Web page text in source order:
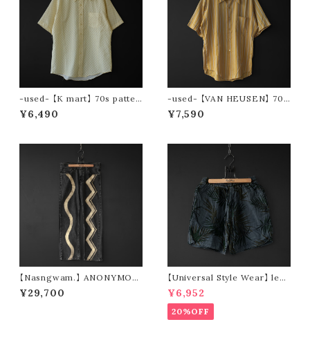
-used- 【K mart】 70s patter
n s/s shirt
¥6,490
-used- 【VAN HEUSEN】 70s
stripe s/s shirt
¥7,590
【Nasngwam.】 ANONYMOU
S PANTS (size S)
¥29,700
【Universal Style Wear】 leaf
short pants (black)
¥6,952
20%OFF